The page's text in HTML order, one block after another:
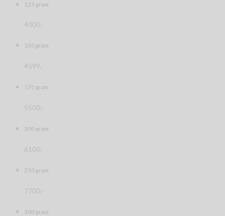
125 gram
4000,-
150 gram
4599,-
175 gram
5500,-
200 gram
6100,-
250 gram
7700,-
300 gram